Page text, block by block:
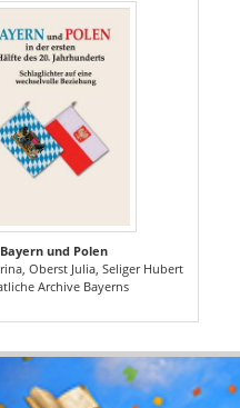
Bayern und Polen
Oberst Julia, Seliger Hubert
Archive Bayerns